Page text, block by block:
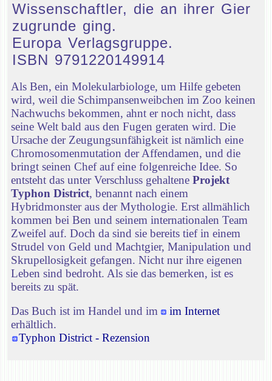
Wissenschaftler, die an ihrer Gier
zugrunde ging.
Europa Verlagsgruppe.
ISBN 9791220149914
Als Ben, ein Molekularbiologe, um Hilfe gebeten
wird, weil die Schimpansenweibchen im Zoo keinen
Nachwuchs bekommen, ahnt er noch nicht, dass
seine Welt bald aus den Fugen geraten wird. Die
Ursache der Zeugungsunfähigkeit ist nämlich eine
Chromosomenmutation der Affendamen, und die
bringt seinen Chef auf eine folgenreiche Idee. So
entsteht das unter Verschluss gehaltene Projekt
Typhon District, benannt nach einem
Hybridmonster aus der Mythologie. Erst allmählich
kommen bei Ben und seinem internationalen Team
Zweifel auf. Doch da sind sie bereits tief in einem
Strudel von Geld und Machtgier, Manipulation und
Skrupellosigkeit gefangen. Nicht nur ihre eigenen
Leben sind bedroht. Als sie das bemerken, ist es
bereits zu spät.
Das Buch ist im Handel und im
im Internet
erhältlich.
Typhon District - Rezension